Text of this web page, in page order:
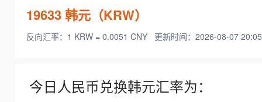
19633韩元（KRW）
反向汇率：1 KRW = 0.0051 CNY 更新时间：2026-08-07
今日人民币兑换韩元汇率为：